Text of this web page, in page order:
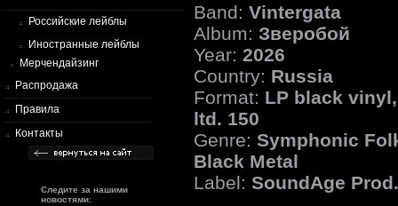
Российские лейблы
Иностранные лейблы
Мерчендайзинг
Распродажа
Правила
Контакты
Следите за нашими
новостями:
Band: Vintergata
Album: Зверобой
Year: 2026
Country: Russia
Format: LP black vinyl,
ltd. 150
Genre: Symphonic
Black Metal
Label: SoundAge Prod.